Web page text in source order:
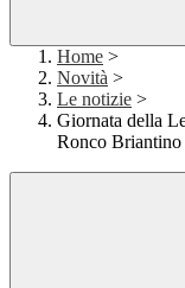
Home >
Novità >
Le notizie >
Giornata della
Ronco Briantino